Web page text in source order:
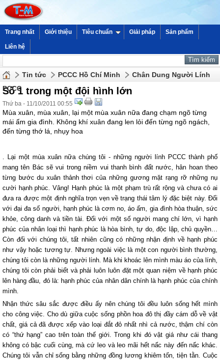
Trang nhất Giới thiệu Tiêu chuẩn Giải pháp Sản phẩm
Liên hệ
Tin tức PCCC Hồ Chí Minh
Chân Dung Người Lính
PCCC
Số 1 trong một đội hình lớn
Thứ ba - 11/10/2011 00:55
Mùa xuân, mùa xuân, lại một mùa xuân nữa đang chạm ngõ từng
mái ấm gia đình. Không khí xuân đang len lỏi đến từng ngõ ngách,
đến từng thớ lá, nhụy hoa
. Lại một mùa xuân nữa chúng tôi - những người lính PCCC thành phố
mang tên Bác sẽ vui trong niềm vui thanh bình đất nước, hân hoan theo
từng bước du xuân thảnh thơi của những gương mặt rạng rỡ những nụ
cười hạnh phúc. Vâng! Hạnh phúc là một phạm trù rất rộng và chưa có ai
đưa ra được một định nghĩa trọn vẹn về trạng thái tâm lý đặc biệt này. Đối
với đại đa số người, hạnh phúc là cơm no, áo ấm, gia đình hòa thuận, sức
khỏe, công danh và tiền tài. Đối với một số người mang chí lớn, vì hạnh
phúc của nhân loại thì hạnh phúc là hòa bình, tự do, độc lập, chủ quyền…
Còn đối với chúng tôi, tất nhiên cũng có những nhận định về hạnh phúc
như vậy hoặc tương tự. Nhưng ngoài việc là một con người bình thường,
chúng tôi còn là những người lính. Mà khi khoác lên mình màu áo của lính,
chúng tôi còn phải biết và phải luôn luôn đặt một quan niệm về hạnh phúc
lên hàng đầu, đó là: hạnh phúc của nhân dân chính là hạnh phúc của chính
mình.
Nhận thức sâu sắc được điều ấy nên chúng tôi đều luôn sống hết mình
cho công việc. Cho dù giữa cuộc sống phồn hoa đô thị đầy cám dỗ về vật
chất, giá cả đã được xếp vào loại đắt đỏ nhất nhì cả nước, thậm chí còn
có “thứ hạng” cao trên toàn thế giới. Trong khi đó vật giá như cái thang
không có bậc cuối cùng, mà cứ leo và leo mãi hết nấc này đến nấc khác.
Chúng tôi vẫn chỉ sống bằng những đồng lương khiêm tốn, tiện tằn. Cuộc